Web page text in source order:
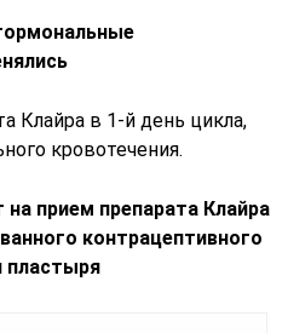
Клайра в 1-й день цикла,
кровотечения.
прием препарата Клайра
контрацептивного
пластыря